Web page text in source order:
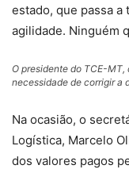
estado, que passa a
agilidade. Ninguém
O presidente do TCE-
necessidade de corrigir a
Na ocasião, o
Logística, Marcelo
dos valores pagos